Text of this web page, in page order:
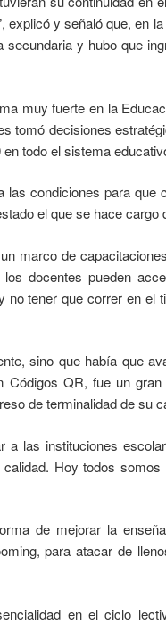
y señaló que, en
y hubo que
muy fuerte en la
tomó decisiones
todo el sistema
condiciones para que
el que se hace cargo
marco de
docentes pueden
tener que correr en el
sino que había que
QR, fue un
de terminalidad de su
a las instituciones
Hoy todos somos
de mejorar la
para atacar de
en el ciclo